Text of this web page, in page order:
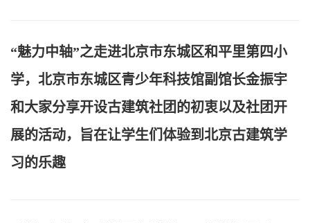
“魅力中轴”之走进北京市东城区和平里第四小
学，北京市东城区青少年科技馆副馆长金振宇
和大家分享开设古建筑社团的初衷以及社团开
展的活动，旨在让学生们体验到北京古建筑学
习的乐趣